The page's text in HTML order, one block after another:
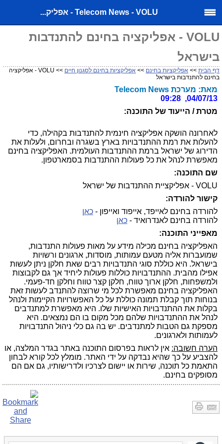
Telecom News - VOLU - אפליק...
VOLU - אפליקציה בחינם להתנדבות
בישראל
דף הבית >> אפליקציות בחינם >> אפליקציות בחינם לסגנון חיים
>> VOLU - אפליקציה
בחינם להתנדבות בישראל
מאת: מערכת Telecom News
04/07/13, 09:28
מטרת / הייעוד של התוכנה:
לאחרונה הושקה אפליקציה חינמית להתנדבות בקהילה, כדי
להעלות את רמת ההתנדבויות בארץ בשגרה ובחרום, ולעלות את
הדירוג של ישראל ברמת ההתנדבות העולמית. האפליקציה בחינם
מאפשרת לנהל את כל פעולות ההתנדבות בסמארטפון.
שם התוכנה:
VOLU - אפליקציית ההתנדבות של ישראל
קישור להורדה:
להורדה בחינם לאייפד, אייפוד ואייפון - כאן
להורדה בחינם לאנדרואיד - כאן
מאפייני התוכנה:
האפליקציה בחינם מכילה מידע על מאות פעולות התנדבות,
שמועברות אליה מטעם עמותות, מוסדות, ארגונים ורשויות
בישראל. היא כוללת סוגי התנדבויות רבים שאת חלקן ניתן לעשות
אפילו מהבית. ההתנדבויות כוללות פעולות ליחיד אך גם לקבוצות
ולמשפחות, חלקן ארוך טווח, חלקן קצר טווח וחלקן חד-פעמי.
האפליקציה בחינם מאפשרת לכל מי שרוצה להתנדב לעשות זאת
בנוחות תוך קבלת תמונה כוללת על כל האפשרויות הקיימות ולנהל
בקלות את ההתנדבויות האישיות שלו. היא מאפשרת למתנדבים
לנהל את ההתנדבויות שלהם מכל מקום בו הם נמצאים. היא
מספקת גם הטבות למתנדבים. יש בה גם כלי ניהול התנדבויות
לעמותות ולארגונים.
הערה חשובה: אין לראות בפרסום התוכנה באתר בגדר המלצה, או
להצביע על כך שהיא נבדקה על ידי האתר. מומלץ לכל קורא לבחון
התאמת כל תוכנה, שירות או יישום לצרכיו ולדרישותיו, גם אם הם
מסופקים בחינם.